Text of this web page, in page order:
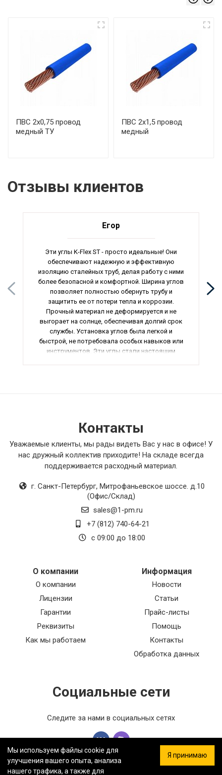
ПВС 2х0,75 провод
медный ТУ
ПВС 2х1,5 провод
медный
Отзывы клиентов
Егор
Эти углы K-Flex ST - просто идеальные! Они
обеспечивают надежную и эффективную
изоляцию сталейных труб, делая работу с ними
более безопасной и комфортной. Ширина углов
позволяет полностью обернуть трубу и
защитить ее от потери тепла и коррозии.
Прочный материал не деформируется и не
выгорает на солнце, обеспечивая долгий срок
службы. Установка углов была легкой и
быстрой, не потребовала особых навыков или
инструментов. Эти углы стали настоящим
Контакты
Уважаемые клиенты, мы рады видеть Вас у нас в офисе! У
нас дружный коллектив приходите! На складе всегда
поддерживается расходный материал.
г. Санкт-Петербург, Митрофаньевское шоссе. д.10
(Офис/Склад)
sales@1-pm.ru
+7 (812) 740-64-21
с 09:00 до 18:00
О компании
О компании
Лицензии
Гарантии
Реквизиты
Как мы работаем
Информация
Новости
Статьи
Прайс-листы
Помощь
Контакты
Обработка данных
Социальные сети
Следите за нами в социальных сетях
Мы используем файлы cookie для
улучшения вашего опыта, анализа
нашего трафика, а также для
Я принимаю